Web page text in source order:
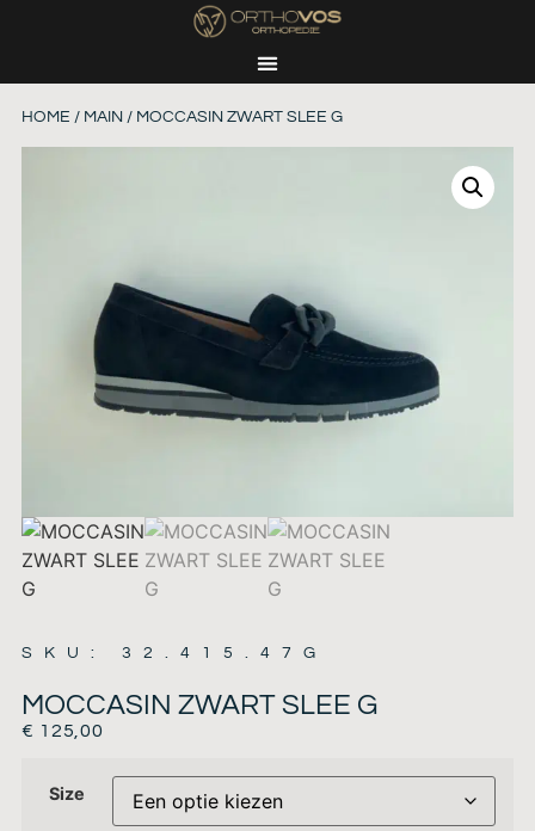
HOME / MAIN / MOCCASIN ZWART SLEE G
SKU: 32.415.47G
MOCCASIN ZWART SLEE G
€ 125,00
Size